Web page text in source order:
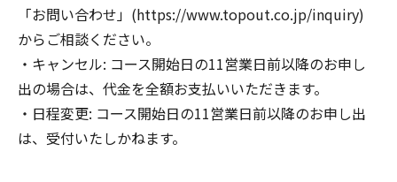
「お問い合わせ」(https://www.topout.co.jp/inquiry)
からご相談ください。
キャンセル: コース開始日の11営業日前以降のお申し
出の場合は、代金を全額お支払いいただきます。
日程変更: コース開始日の11営業日前以降のお申し出
は、受付いたしかねます。